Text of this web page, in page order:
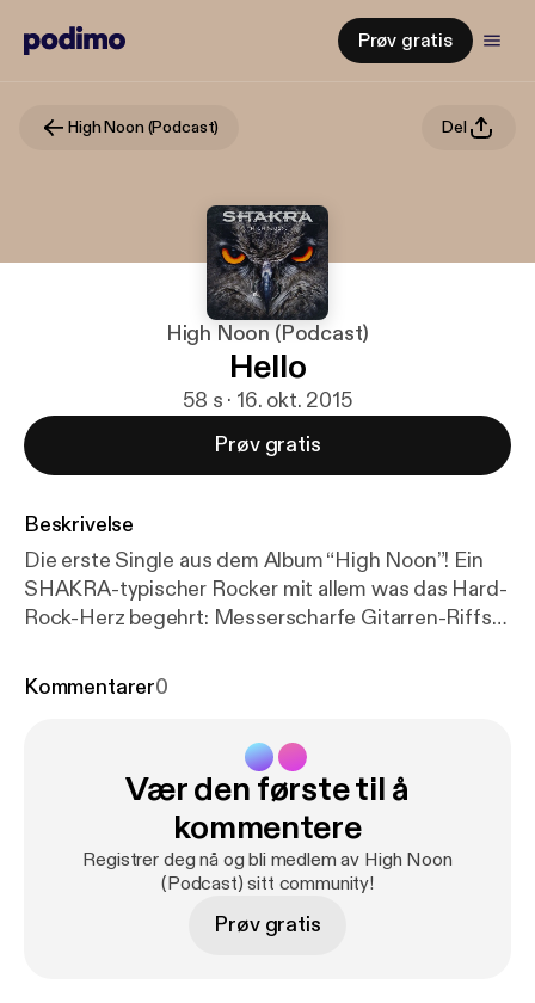
Prøv gratis
High Noon (Podcast) Del
High Noon (Podcast)
Hello
58 s · 16. okt. 2015
Prøv gratis
Beskrivelse
Die erste Single aus dem Album “High Noon”! Ein
SHAKRA-typischer Rocker mit allem was das Hard-
Rock-Herz begehrt: Messerscharfe Gitarren-Riffs
grossartigen Hookline!
Kommentarer0
Vær den første til å
kommentere
Registrer deg nå og bli medlem av High Noon
(Podcast) sitt community!
Prøv gratis